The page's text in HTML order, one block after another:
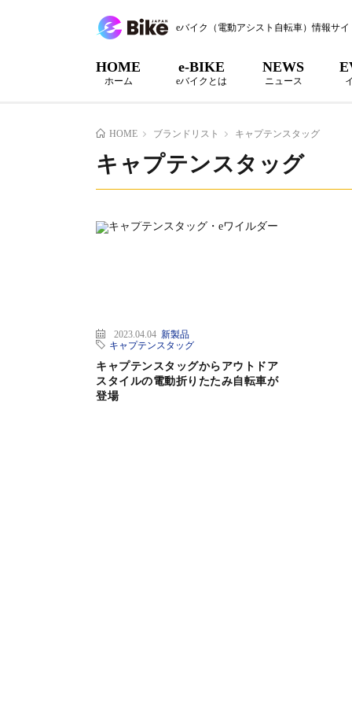
eバイク（電動アシスト自転車）情報サイ
HOME
ホーム
e-BIKE
eバイクとは
NEWS
ニュース
HOME ブランドリスト キャプテンスタッグ
キャプテンスタッグ
2023.04.04 新製品
キャプテンスタッグ
キャプテンスタッグからアウトドア
スタイルの電動折りたたみ自転車が
登場